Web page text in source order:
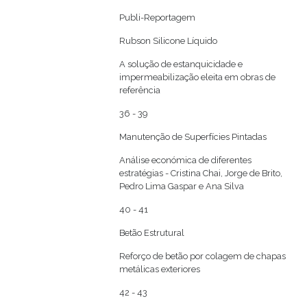
Publi-Reportagem
Rubson Silicone Líquido
A solução de estanquicidade e
impermeabilização eleita em obras de
referência
36 - 39
Manutenção de Superfícies Pintadas
Análise económica de diferentes
estratégias - Cristina Chai, Jorge de Brito,
Pedro Lima Gaspar e Ana Silva
40 - 41
Betão Estrutural
Reforço de betão por colagem de chapas
metálicas exteriores
42 - 43